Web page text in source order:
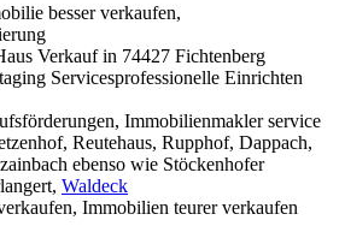
besser verkaufen,
Verkauf in 74427 Fichtenberg
Servicesprofessionelle Einrichten
Immobilienmakler service
Reutehaus, Rupphof, Dappach,
ebenso wie Stöckenhofer
Waldeck
Immobilien teurer verkaufen